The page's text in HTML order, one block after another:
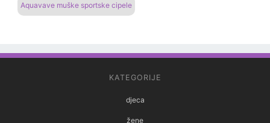
Aquavave muške sportske cipele
KATEGORIJE
djeca
žene